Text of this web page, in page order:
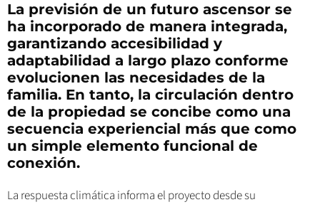
La previsión de un futuro ascensor se
ha incorporado de manera integrada,
garantizando accesibilidad y
adaptabilidad a largo plazo conforme
evolucionen las necesidades de la
familia. En tanto, la circulación dentro
de la propiedad se concibe como una
secuencia experiencial más que como
un simple elemento funcional de
conexión.
La respuesta climática informa el proyecto desde su